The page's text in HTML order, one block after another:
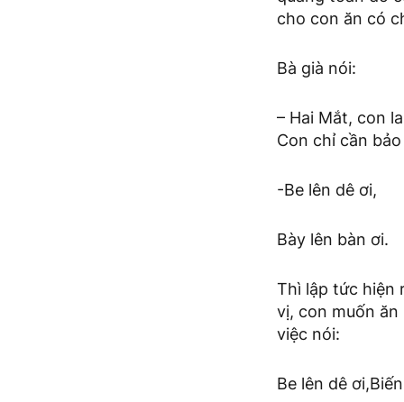
cho con ăn có
Bà già nói:
– Hai Mắt, con
Con chỉ cần
-Be lên dê ơi,
Bày lên bàn ơi.
Thì lập tức hiện
vị, con muốn
việc nói:
Be lên dê